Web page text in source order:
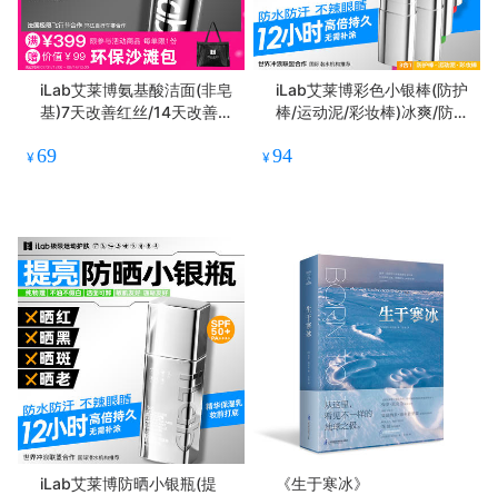
iLab艾莱博氨基酸洁面(非皂
基)7天改善红丝/14天改善红
¥69
iLab艾莱博彩色小银棒(防护
棒/运动泥/彩妆棒)冰爽/防水
¥94
iLab艾莱博防晒小银瓶(提
《生于寒冰》